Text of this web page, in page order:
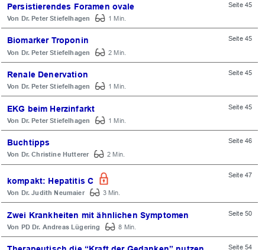
OK
Persistierendes Foramen ovale Seite 45
Dr. Peter Stiefelhagen 1 Min.
Biomarker Troponin Seite 45
Dr. Peter Stiefelhagen 2 Min.
Renale Denervation Seite 45
Dr. Peter Stiefelhagen 1 Min.
EKG beim Herzinfarkt Seite 45
Dr. Peter Stiefelhagen 1 Min.
Buchtipps Seite 46
Dr. Christine Hutterer 2 Min.
kompakt: Hepatitis C
Seite 47
Dr. Judith Neumaier 3 Min.
Zwei Krankheiten mit ähnlichen Symptomen Seite 50
PD Dr. Andreas Lügering 8 Min.
Seite 54